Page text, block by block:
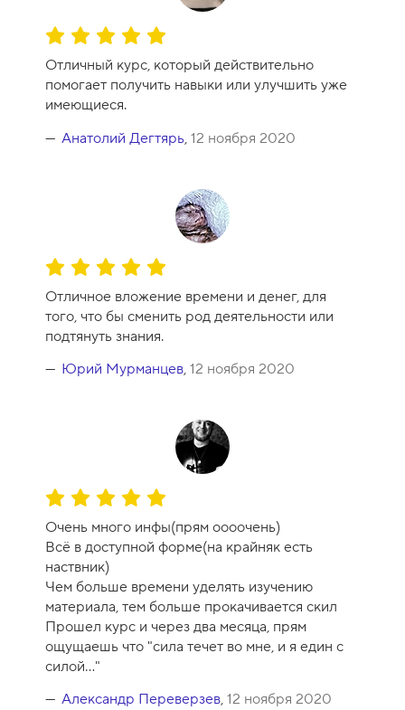
О
ц
е
н
к
а
1
0
Отличный курс, который действительно
помогает получить навыки или улучшить уже
имеющиеся.
Анатолий Дегтярь, 12 ноября 2020
О
е
н
к
а
1
0
Отличное вложение времени и денег, для
того, что бы сменить род деятельности или
подтянуть знания.
Юрий Мурманцев, 12 ноября 2020
О
е
н
к
к
у
р
с
а
Очень много инфы(прям оооочень)
Всё в доступной форме(на крайняк есть
наствник)
Чем больше времени уделять изучению
материала, тем больше прокачивается скил
Прошел курс и через два месяца, прям
ощущаешь что "сила течет во мне, и я един с
силой..."
Александр Переверзев, 12 ноября 2020